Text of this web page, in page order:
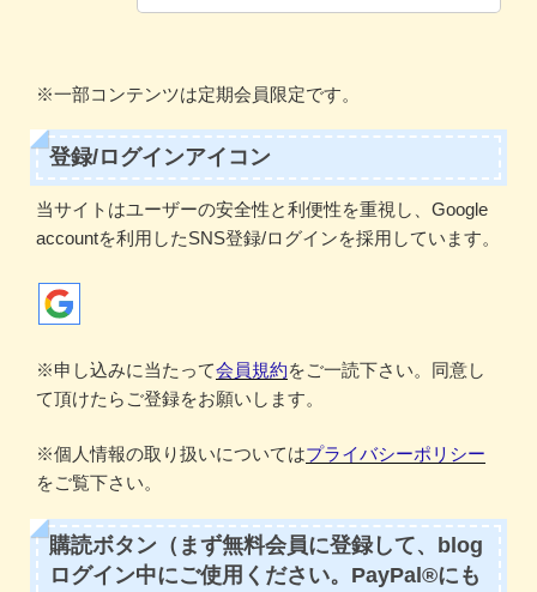
※一部コンテンツは定期会員限定です。
登録/ログインアイコン
当サイトはユーザーの安全性と利便性を重視し、Google
accountを利用したSNS登録/ログインを採用しています。
※申し込みに当たって会員規約をご一読下さい。同意し
て頂けたらご登録をお願いします。
※個人情報の取り扱いについてはプライバシーポリシー
をご覧下さい。
購読ボタン（まず無料会員に登録して、blog
ログイン中にご使用ください。PayPal®にも